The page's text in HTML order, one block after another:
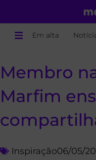
Em alta
Membro
Marfim
Inspiração06/05/